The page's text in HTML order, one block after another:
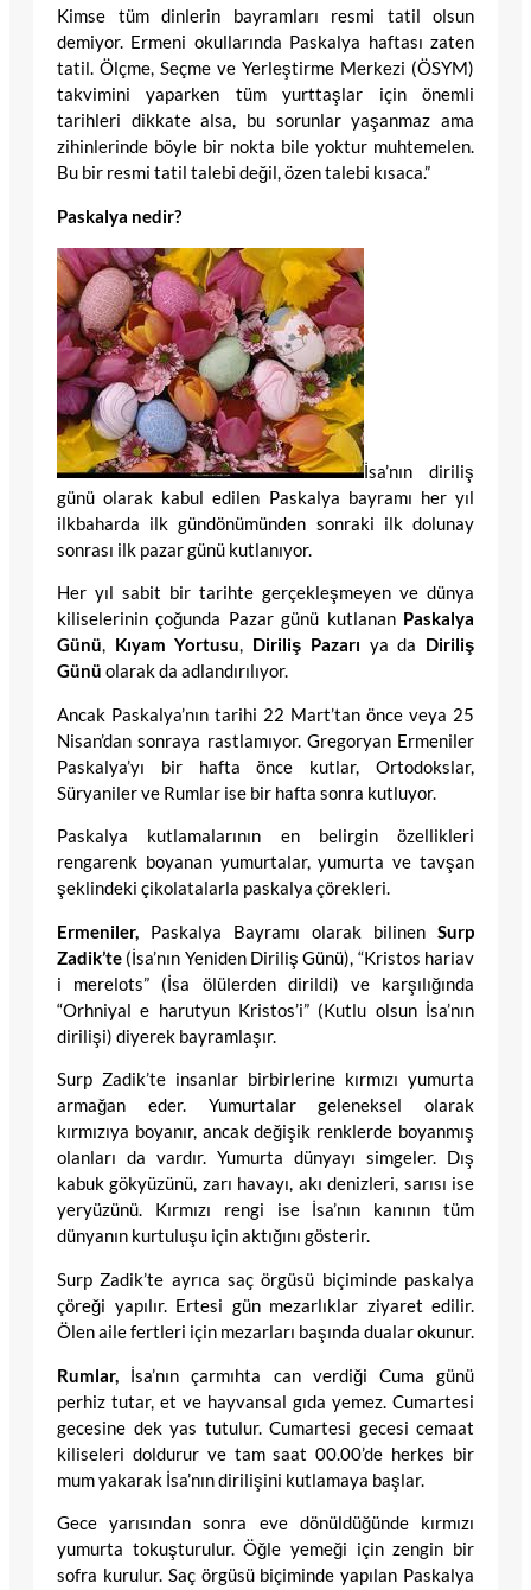
Kimse tüm dinlerin bayramları resmi tatil olsun
demiyor. Ermeni okullarında Paskalya haftası zaten
tatil. Ölçme, Seçme ve Yerleştirme Merkezi (ÖSYM)
takvimini yaparken tüm yurttaşlar için önemli
tarihleri dikkate alsa, bu sorunlar yaşanmaz ama
zihinlerinde böyle bir nokta bile yoktur muhtemelen.
Bu bir resmi tatil talebi değil, özen talebi kısaca.”
Paskalya nedir?
İsa’nın diriliş
günü olarak kabul edilen Paskalya bayramı her yıl
ilkbaharda ilk gündönümünden sonraki ilk dolunay
sonrası ilk pazar günü kutlanıyor.
Her yıl sabit bir tarihte gerçekleşmeyen ve dünya
kiliselerinin çoğunda Pazar günü kutlanan Paskalya
Günü, Kıyam Yortusu, Diriliş Pazarı ya da Diriliş
Günü olarak da adlandırılıyor.
Ancak Paskalya’nın tarihi 22 Mart’tan önce veya 25
Nisan’dan sonraya rastlamıyor. Gregoryan Ermeniler
Paskalya’yı bir hafta önce kutlar, Ortodokslar,
Süryaniler ve Rumlar ise bir hafta sonra kutluyor.
Paskalya kutlamalarının en belirgin özellikleri
rengarenk boyanan yumurtalar, yumurta ve tavşan
şeklindeki çikolatalarla paskalya çörekleri.
Ermeniler, Paskalya Bayramı olarak bilinen Surp
Zadik’te (İsa’nın Yeniden Diriliş Günü), “Kristos hariav
i merelots” (İsa ölülerden dirildi) ve karşılığında
“Orhniyal e harutyun Kristos’i” (Kutlu olsun İsa’nın
dirilişi) diyerek bayramlaşır.
Surp Zadik’te insanlar birbirlerine kırmızı yumurta
armağan eder. Yumurtalar geleneksel olarak
kırmızıya boyanır, ancak değişik renklerde boyanmış
olanları da vardır. Yumurta dünyayı simgeler. Dış
kabuk gökyüzünü, zarı havayı, akı denizleri, sarısı ise
yeryüzünü. Kırmızı rengi ise İsa’nın kanının tüm
dünyanın kurtuluşu için aktığını gösterir.
Surp Zadik’te ayrıca saç örgüsü biçiminde paskalya
çöreği yapılır. Ertesi gün mezarlıklar ziyaret edilir.
Ölen aile fertleri için mezarları başında dualar okunur.
Rumlar, İsa’nın çarmıhta can verdiği Cuma günü
perhiz tutar, et ve hayvansal gıda yemez. Cumartesi
gecesine dek yas tutulur. Cumartesi gecesi cemaat
kiliseleri doldurur ve tam saat 00.00’de herkes bir
mum yakarak İsa’nın dirilişini kutlamaya başlar.
Gece yarısından sonra eve dönüldüğünde kırmızı
yumurta tokuşturulur. Öğle yemeği için zengin bir
sofra kurulur. Saç örgüsü biçiminde yapılan Paskalya